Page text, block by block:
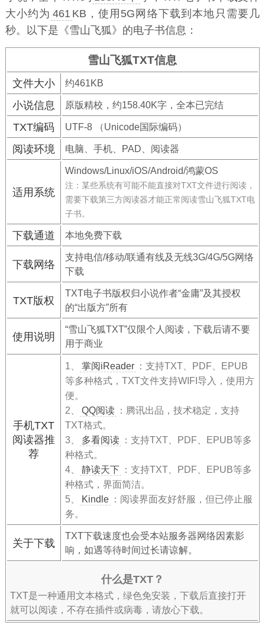
大小约为 461 KB，使用5G网络下载到本地只需要几
秒。以下是《雪山飞狐》的电子书信息：
雪山飞狐TXT信息
文件大小 约461KB
小说信息 原版精校，约158.40K字，全本已完结
TXT编码 UTF-8 （Unicode国际编码）
阅读环境 电脑、手机、PAD、阅读器
适用系统
Windows/Linux/iOS/Android/鸿蒙OS
注：某些系统有可能不能直接对TXT文件进行阅读，
需要下载第三方阅读器才能正常阅读雪山飞狐TXT电
子书。
下载通道 本地免费下载
下载网络
支持电信/移动/联通有线及无线3G/4G/5G网络
下载
TXT版权
TXT电子书版权归小说作者“金庸”及其授权
的“出版方”所有
使用说明
“雪山飞狐TXT”仅限个人阅读，下载后请不要
用于商业
手机TXT
阅读器推
荐
1、 掌阅iReader ：支持TXT、PDF、EPUB
等多种格式，TXT文件支持WIFI导入，使用方
便。
2、
QQ阅读 ：腾讯出品，技术稳定，支持
TXT格式。
3、
多看阅读 ：支持TXT、PDF、EPUB等多
种格式。
4、
静读天下 ：支持TXT、PDF、EPUB等多
种格式，界面简洁。
5、
Kindle ：阅读界面友好舒服，但已停止服
务。
关于下载
TXT下载速度也会受本站服务器网络因素影
响，如遇等待时间过长请谅解。
什么是TXT？
TXT是一种通用文本格式，绿色免安装，下载后直接打开
就可以阅读，不存在插件或病毒，请放心下载。